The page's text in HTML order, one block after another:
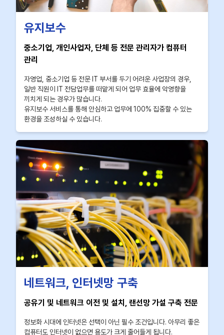
유지보수
중소기업, 개인사업자, 단체 등 전문 관리자가 컴퓨터
관리
자영업, 중소기업 등 전문 IT 부서를 두기 어려운 사업장의 경우,
일반 직원이 IT 전담업무를 떠맡게 되어 업무 효율에 악영향을
끼치게 되는 경우가 많습니다.
유지보수 서비스를 통해 안심하고 업무에 100% 집중할 수 있는
환경을 조성하실 수 있습니다.
네트워크, 인터넷망 구축
공유기 및 네트워크 이전 및 설치, 랜선망 가설 구축 전문
정보화 시대에 인터넷은 선택이 아닌 필수 조건입니다. 아무리 좋은
컴퓨터도 인터넷이 없으면 용도가 크게 줄어들게 됩니다.